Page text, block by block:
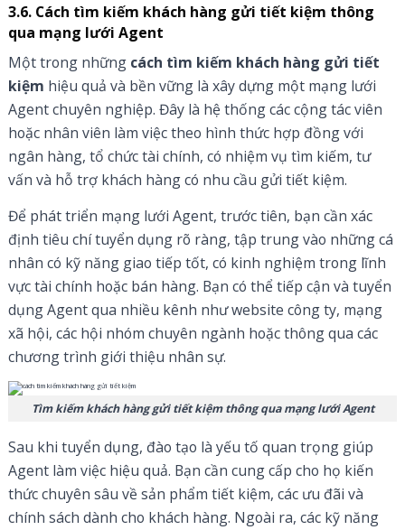
3.6. Cách tìm kiếm khách hàng gửi tiết kiệm thông
qua mạng lưới Agent
Một trong những cách tìm kiếm khách hàng gửi tiết
kiệm hiệu quả và bền vững là xây dựng một mạng lưới
Agent chuyên nghiệp. Đây là hệ thống các cộng tác viên
hoặc nhân viên làm việc theo hình thức hợp đồng với
ngân hàng, tổ chức tài chính, có nhiệm vụ tìm kiếm, tư
vấn và hỗ trợ khách hàng có nhu cầu gửi tiết kiệm.
Để phát triển mạng lưới Agent, trước tiên, bạn cần xác
định tiêu chí tuyển dụng rõ ràng, tập trung vào những cá
nhân có kỹ năng giao tiếp tốt, có kinh nghiệm trong lĩnh
vực tài chính hoặc bán hàng. Bạn có thể tiếp cận và tuyển
dụng Agent qua nhiều kênh như website công ty, mạng
xã hội, các hội nhóm chuyên ngành hoặc thông qua các
chương trình giới thiệu nhân sự.
Tìm kiếm khách hàng gửi tiết kiệm thông qua mạng lưới Agent
Sau khi tuyển dụng, đào tạo là yếu tố quan trọng giúp
Agent làm việc hiệu quả. Bạn cần cung cấp cho họ kiến
thức chuyên sâu về sản phẩm tiết kiệm, các ưu đãi và
chính sách dành cho khách hàng. Ngoài ra, các kỹ năng